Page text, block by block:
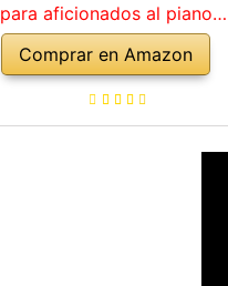
para aficionados al piano
(MUSICA)
Comprar en Amazon